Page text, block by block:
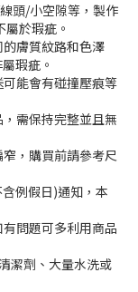
頭/小空隙等，製作
於瑕疵。
膚質紋路和色澤
瑕疵。
能會有碰撞壓痕等
需保持完整並且無
，購買前請參考尺
例假日)通知，本
問題可多利用商品
潔劑、大量水洗或